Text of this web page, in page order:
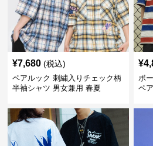
¥7,680 (税込)
ペアルック 刺繍入りチェック柄
半袖シャツ 男女兼用 春夏
¥
ボ
ペ